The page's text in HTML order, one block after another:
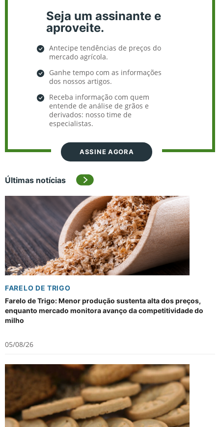
Seja um assinante e
aproveite.
Antecipe tendências de preços do
mercado agrícola.
Ganhe tempo com as informações
dos nossos artigos.
Receba informação com quem
entende de análise de grãos e
derivados: nosso time de
especialistas.
ASSINE AGORA
Últimas notícias
FARELO DE TRIGO
Farelo de Trigo: Menor produção sustenta alta dos preços,
enquanto mercado monitora avanço da competitividade do
milho
05/08/26